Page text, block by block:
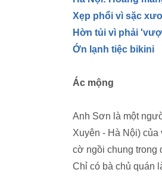
Xẹp phổi vì sặc
Hờn tủi vì phải
Ớn lạnh tiệc bikini
Ác mộng
Anh Sơn là một
Xuyên - Hà Nội)
cờ ngồi chung trong
Chỉ có bà chủ quán